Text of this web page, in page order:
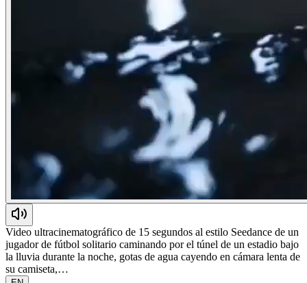
Video ultracinematográfico de 15 segundos al estilo Seedance de un
jugador de fútbol solitario caminando por el túnel de un estadio bajo
la lluvia durante la noche, gotas de agua cayendo en cámara lenta de
su camiseta,…